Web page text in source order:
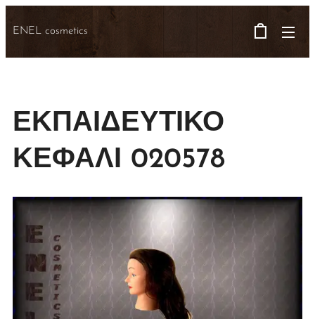
ENEL cosmetics
ΕΚΠΑΙΔΕΥΤΙΚΟ
ΚΕΦΑΛΙ 020578